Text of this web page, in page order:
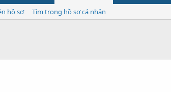
hồ sơ
Tìm trong hồ sơ cá nhân